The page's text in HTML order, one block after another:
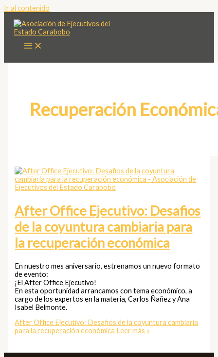
Ir al contenido
Recuperación
After Office Ejecutivo: Desafios
de la coyuntura cambiaria para
la recuperación económica
En nuestro mes aniversario, estrenamos un nuevo formato
de evento:
¡El After Office Ejecutivo!
En esta oportunidad arrancamos con tema económico, a
cargo de los expertos en la materia, Carlos Ñañez y Ana
Isabel Belmonte.
After Office Ejecutivo: Desafios de la coyuntura cambiaria
para la recuperación económica Leer más »